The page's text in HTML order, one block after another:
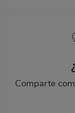
Comparte